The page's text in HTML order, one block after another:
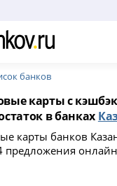
банков
карты с
в банках
карты банков
предложения
обслуживание
начисление